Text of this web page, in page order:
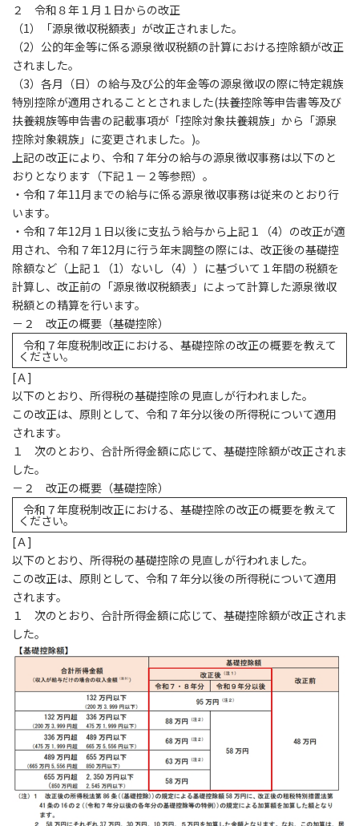
２ 令和８年１月１日からの改正
（1）「源泉徴収税額表」が改正されました。
（2）公的年金等に係る源泉徴収税額の計算における控除額が改正
されました。
（3）各月（日）の給与及び公的年金等の源泉徴収の際に特定親族
特別控除が適用されることとされました(扶養控除等申告書等及び
扶養親族等申告書の記載事項が「控除対象扶養親族」から「源泉
控除対象親族」に変更されました。)。
上記の改正により、令和７年分の給与の源泉徴収事務は以下のと
おりとなります（下記１－２等参照）。
・令和７年11月までの給与に係る源泉徴収事務は従来のとおり行
います。
・令和７年12月１日以後に支払う給与から上記１（4）の改正が適
用され、令和７年12月に行う年末調整の際には、改正後の基礎控
除額など（上記１（1）ないし（4））に基づいて１年間の税額を
計算し、改正前の「源泉徴収税額表」によって計算した源泉徴収
税額との精算を行います。
－２ 改正の概要（基礎控除）
令和７年度税制改正における、基礎控除の改正の概要を教えて
ください。
[Ａ]
以下のとおり、所得税の基礎控除の見直しが行われました。
この改正は、原則として、令和７年分以後の所得税について適用
されます。
１ 次のとおり、合計所得金額に応じて、基礎控除額が改正されま
した。
－２ 改正の概要（基礎控除）
令和７年度税制改正における、基礎控除の改正の概要を教えて
ください。
[Ａ]
以下のとおり、所得税の基礎控除の見直しが行われました。
この改正は、原則として、令和７年分以後の所得税について適用
されます。
１ 次のとおり、合計所得金額に応じて、基礎控除額が改正されま
した。